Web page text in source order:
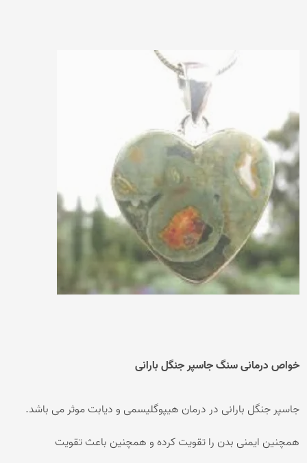
خواص درمانی سنگ جاسپر جنگل بارانی
جاسپر جنگل بارانی در درمان هیپوگلیسمی و دیابت موثر می باشد.
همچنین ایمنی بدن را تقویت کرده و همچنین باعث تقویت